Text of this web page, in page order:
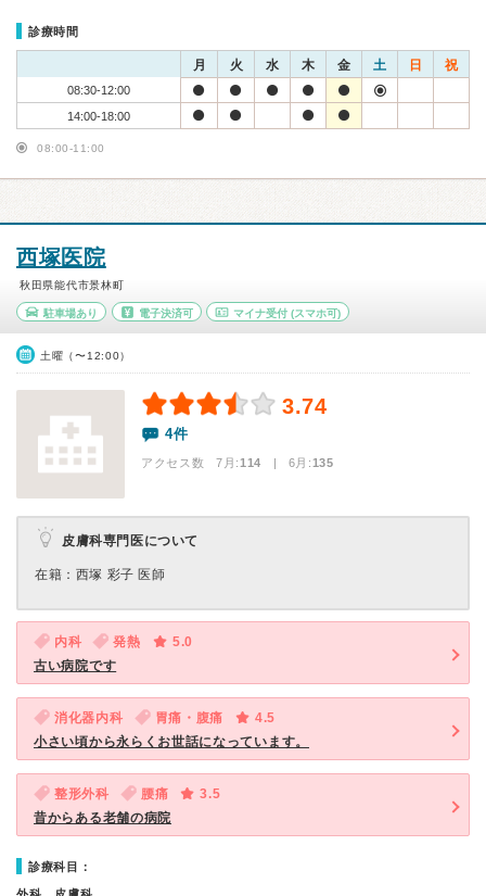
診療時間
月 火 水 木 金 土 日 祝
08:30-12:00
14:00-18:00
08:00-11:00
西塚医院
秋田県能代市景林町
駐車場あり 電子決済可 マイナ受付 (スマホ可)
土曜（〜12:00）
3.74
4件
アクセス数 7月:114 | 6月:135
皮膚科専門医について
在籍：西塚 彩子 医師
内科 発熱
5.0
古い病院です
消化器内科 胃痛・腹痛
4.5
小さい頃から永らくお世話になっています。
整形外科 腰痛
3.5
昔からある老舗の病院
診療科目：